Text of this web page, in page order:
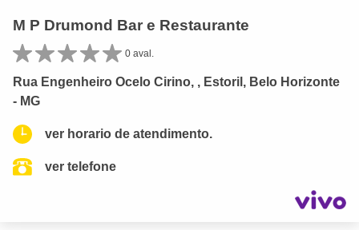
M P Drumond Bar e Restaurante
0 aval.
Rua Engenheiro Ocelo Cirino, , Estoril, Belo Horizonte
- MG
ver horario de atendimento.
ver telefone